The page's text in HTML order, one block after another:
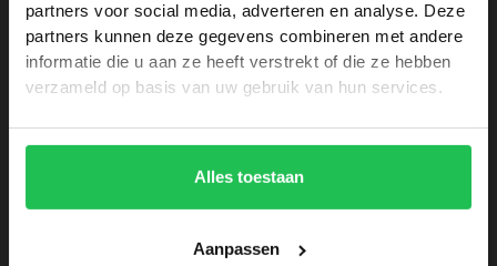
partners voor social media, adverteren en analyse. Deze
partners kunnen deze gegevens combineren met andere
informatie die u aan ze heeft verstrekt of die ze hebben
verzameld op basis van uw gebruik van hun services.
Alles toestaan
Aanpassen
Lees ook